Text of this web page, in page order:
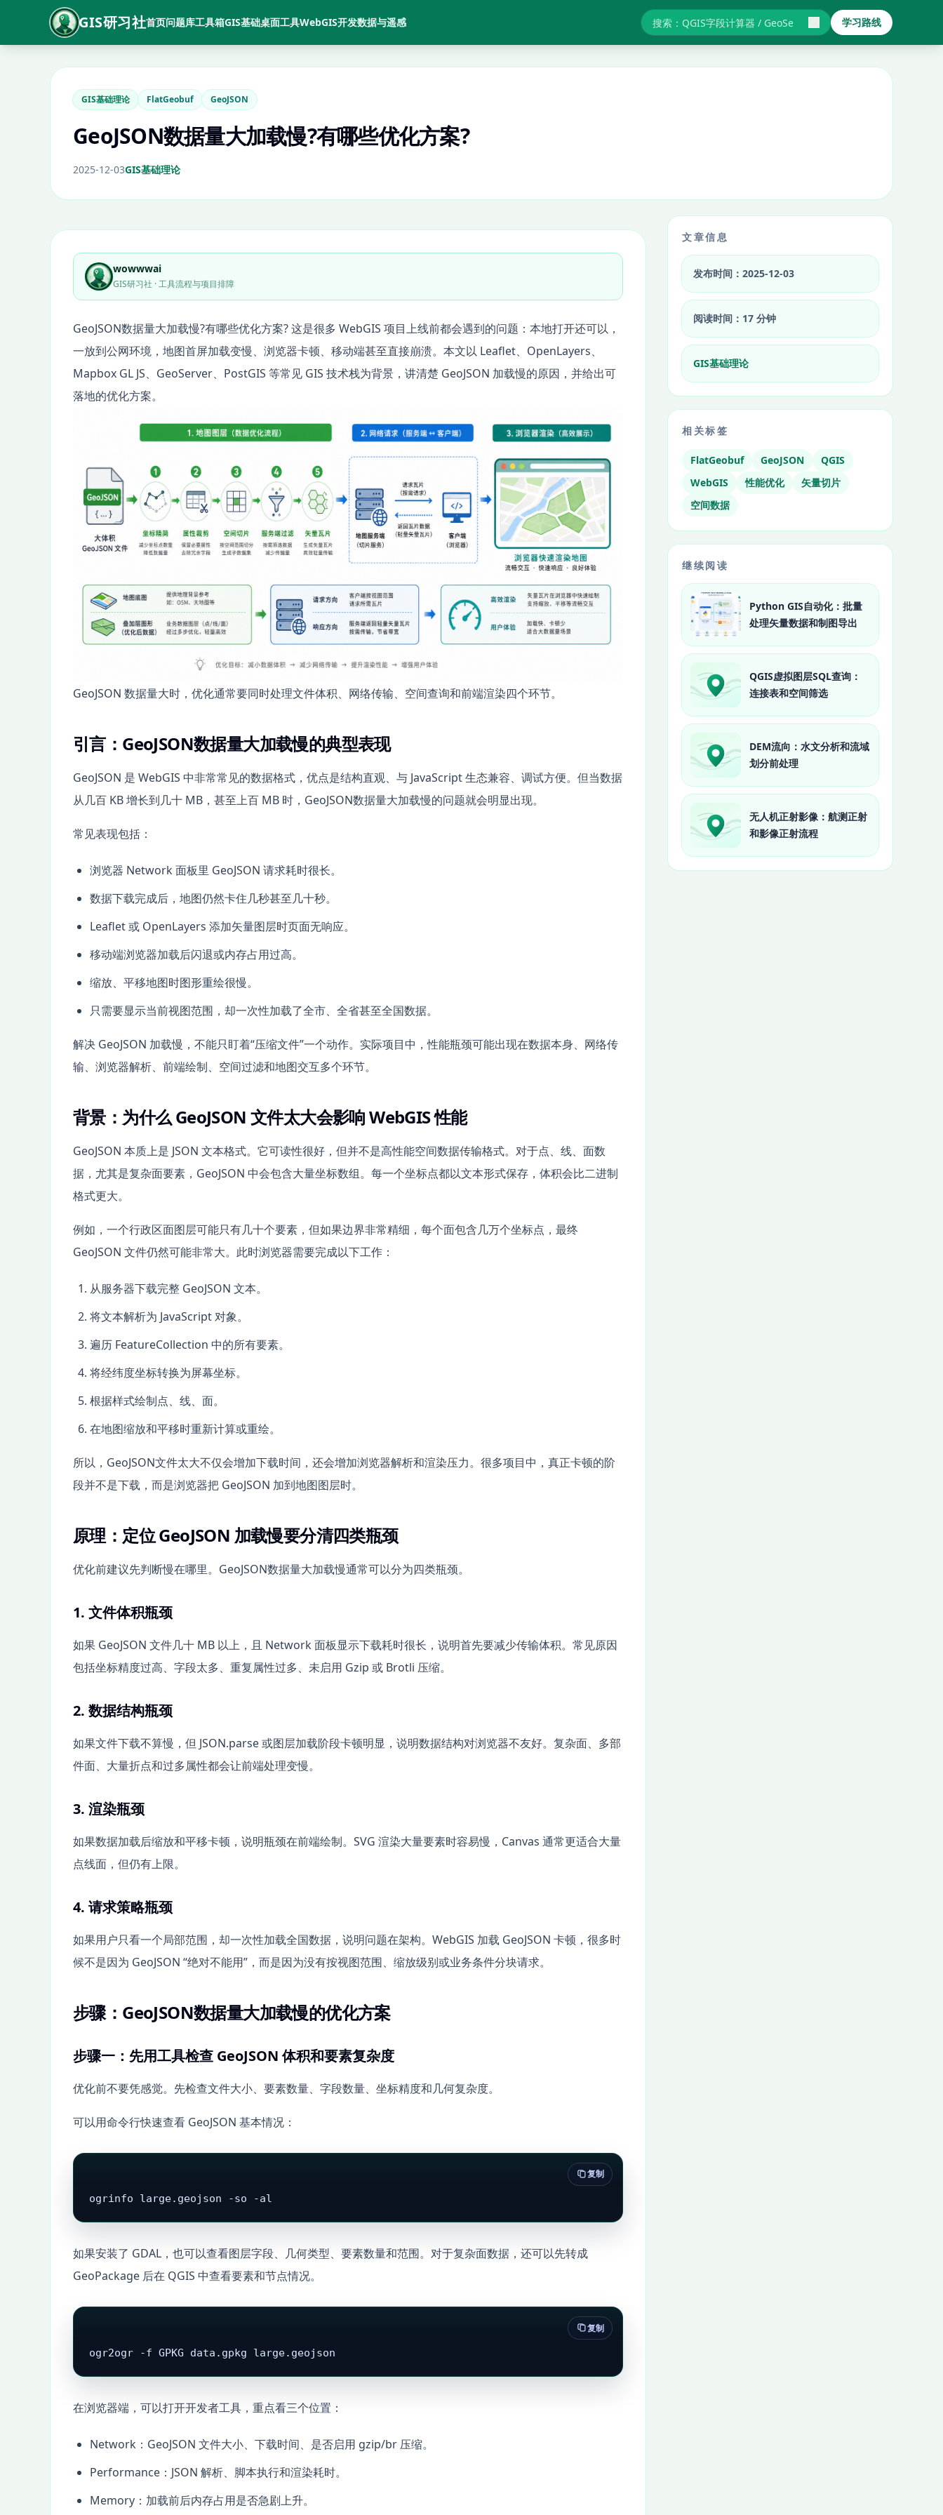
GIS研习社首页问题库工具箱GIS基础桌面工具WebGIS开发数据与遥感 搜索GIS教程与报错 学习路线
GIS基础理论 FlatGeobuf GeoJSON
GeoJSON数据量大加载慢?有哪些优化方案?
2025-12-03GIS基础理论
wowwwai
GIS研习社 · 工具流程与项目排障
GeoJSON数据量大加载慢?有哪些优化方案? 这是很多 WebGIS 项目上线前都会遇到的问题：本地打开还可以，
一放到公网环境，地图首屏加载变慢、浏览器卡顿、移动端甚至直接崩溃。本文以 Leaflet、OpenLayers、
Mapbox GL JS、GeoServer、PostGIS 等常见 GIS 技术栈为背景，讲清楚 GeoJSON 加载慢的原因，并给出可
落地的优化方案。
GeoJSON 数据量大时，优化通常要同时处理文件体积、网络传输、空间查询和前端渲染四个环节。
引言：GeoJSON数据量大加载慢的典型表现
GeoJSON 是 WebGIS 中非常常见的数据格式，优点是结构直观、与 JavaScript 生态兼容、调试方便。但当数据
从几百 KB 增长到几十 MB，甚至上百 MB 时，GeoJSON数据量大加载慢的问题就会明显出现。
常见表现包括：
浏览器 Network 面板里 GeoJSON 请求耗时很长。
数据下载完成后，地图仍然卡住几秒甚至几十秒。
Leaflet 或 OpenLayers 添加矢量图层时页面无响应。
移动端浏览器加载后闪退或内存占用过高。
缩放、平移地图时图形重绘很慢。
只需要显示当前视图范围，却一次性加载了全市、全省甚至全国数据。
解决 GeoJSON 加载慢，不能只盯着“压缩文件”一个动作。实际项目中，性能瓶颈可能出现在数据本身、网络传
输、浏览器解析、前端绘制、空间过滤和地图交互多个环节。
背景：为什么 GeoJSON 文件太大会影响 WebGIS 性能
GeoJSON 本质上是 JSON 文本格式。它可读性很好，但并不是高性能空间数据传输格式。对于点、线、面数
据，尤其是复杂面要素，GeoJSON 中会包含大量坐标数组。每一个坐标点都以文本形式保存，体积会比二进制
格式更大。
例如，一个行政区面图层可能只有几十个要素，但如果边界非常精细，每个面包含几万个坐标点，最终
GeoJSON 文件仍然可能非常大。此时浏览器需要完成以下工作：
从服务器下载完整 GeoJSON 文本。
将文本解析为 JavaScript 对象。
遍历 FeatureCollection 中的所有要素。
将经纬度坐标转换为屏幕坐标。
根据样式绘制点、线、面。
在地图缩放和平移时重新计算或重绘。
所以，GeoJSON文件太大不仅会增加下载时间，还会增加浏览器解析和渲染压力。很多项目中，真正卡顿的阶
段并不是下载，而是浏览器把 GeoJSON 加到地图图层时。
原理：定位 GeoJSON 加载慢要分清四类瓶颈
优化前建议先判断慢在哪里。GeoJSON数据量大加载慢通常可以分为四类瓶颈。
1. 文件体积瓶颈
如果 GeoJSON 文件几十 MB 以上，且 Network 面板显示下载耗时很长，说明首先要减少传输体积。常见原因
包括坐标精度过高、字段太多、重复属性过多、未启用 Gzip 或 Brotli 压缩。
2. 数据结构瓶颈
如果文件下载不算慢，但 JSON.parse 或图层加载阶段卡顿明显，说明数据结构对浏览器不友好。复杂面、多部
件面、大量折点和过多属性都会让前端处理变慢。
3. 渲染瓶颈
如果数据加载后缩放和平移卡顿，说明瓶颈在前端绘制。SVG 渲染大量要素时容易慢，Canvas 通常更适合大量
点线面，但仍有上限。
4. 请求策略瓶颈
如果用户只看一个局部范围，却一次性加载全国数据，说明问题在架构。WebGIS 加载 GeoJSON 卡顿，很多时
候不是因为 GeoJSON “绝对不能用”，而是因为没有按视图范围、缩放级别或业务条件分块请求。
步骤：GeoJSON数据量大加载慢的优化方案
步骤一：先用工具检查 GeoJSON 体积和要素复杂度
优化前不要凭感觉。先检查文件大小、要素数量、字段数量、坐标精度和几何复杂度。
可以用命令行快速查看 GeoJSON 基本情况：
ogrinfo large.geojson -so -al
复制
如果安装了 GDAL，也可以查看图层字段、几何类型、要素数量和范围。对于复杂面数据，还可以先转成
GeoPackage 后在 QGIS 中查看要素和节点情况。
ogr2ogr -f GPKG data.gpkg large.geojson
复制
在浏览器端，可以打开开发者工具，重点看三个位置：
Network：GeoJSON 文件大小、下载时间、是否启用 gzip/br 压缩。
Performance：JSON 解析、脚本执行和渲染耗时。
Memory：加载前后内存占用是否急剧上升。
文章信息
发布时间：2025-12-03
阅读时间：17 分钟
GIS基础理论
相关标签
FlatGeobuf GeoJSON
QGIS
WebGIS
性能优化
矢量切片
空间数据
继续阅读
Python GIS自动化：批量
处理矢量数据和制图导出
QGIS虚拟图层SQL查询：
连接表和空间筛选
DEM流向：水文分析和流域
划分前处理
无人机正射影像：航测正射
和影像正射流程